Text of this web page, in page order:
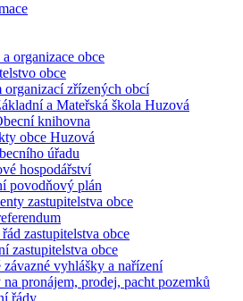
organizace obce
obce
organizací zřízených obcí
a Mateřská škola Huzová
knihovna
obce Huzová
úřadu
hospodářství
povodňový plán
zastupitelstva obce
zastupitelstva obce
zastupitelstva obce
závazné vyhlášky a nařízení
na pronájem, prodej, pacht pozemků
řády